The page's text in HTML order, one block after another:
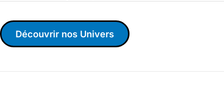
Découvrir nos Univers